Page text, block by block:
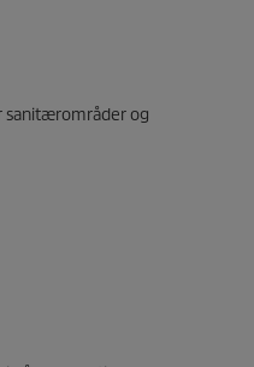
sanitærområder og